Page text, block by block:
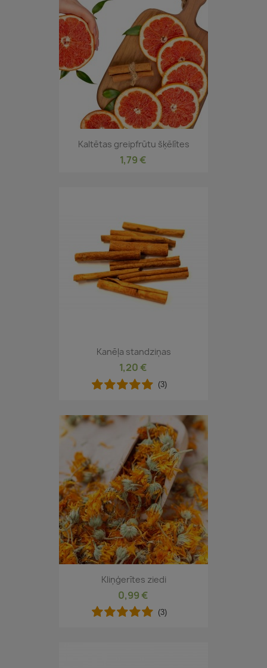
Kaltētas greipfrūtu šķēlītes
1,79 €
Kanēļa standziņas
1,20 €
(3)
Kliņģerītes ziedi
0,99 €
(3)